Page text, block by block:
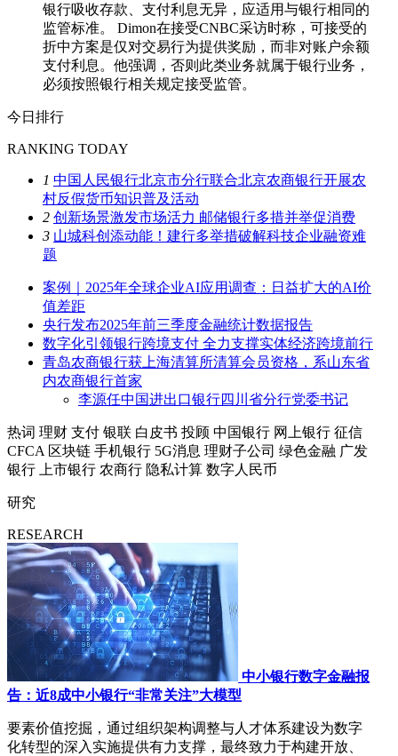
银行吸收存款、支付利息无异，应适用与银行相同的
监管标准。 Dimon在接受CNBC采访时称，可接受的
折中方案是仅对交易行为提供奖励，而非对账户余额
支付利息。他强调，否则此类业务就属于银行业务，
必须按照银行相关规定接受监管。
今日排行
RANKING TODAY
1 中国人民银行北京市分行联合北京农商银行开展农
村反假货币知识普及活动
2 创新场景激发市场活力 邮储银行多措并举促消费
3 山城科创添动能！建行多举措破解科技企业融资难
题
案例｜2025年全球企业AI应用调查：日益扩大的AI价
值差距
央行发布2025年前三季度金融统计数据报告
数字化引领银行跨境支付 全力支撑实体经济跨境前行
青岛农商银行获上海清算所清算会员资格，系山东省
内农商银行首家
李源任中国进出口银行四川省分行党委书记
热词 理财 支付 银联 白皮书 投顾 中国银行 网上银行 征信
CFCA 区块链 手机银行 5G消息 理财子公司 绿色金融 广发
银行
上市银行 农商行 隐私计算 数字人民币
研究
RESEARCH
中小银行数字金融报
告：近8成中小银行“非常关注”大模型
要素价值挖掘，通过组织架构调整与人才体系建设为数字
化转型的深入实施提供有力支撑，最终致力于构建开放、